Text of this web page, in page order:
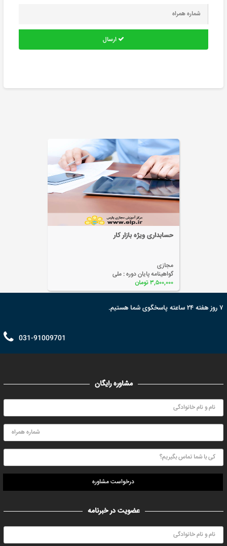
ارسال
حسابداری عمومی تکمیلی
مجازی
گواهینامه پایان دوره : ملی
۲,۰۰۰,۰۰۰ تومان
۷ روز هفته ۲۴ ساعته پاسخگوی شما هستیم.
031-91009701
مشاوره رایگان
درخواست مشاوره
عضویت در خبرنامه